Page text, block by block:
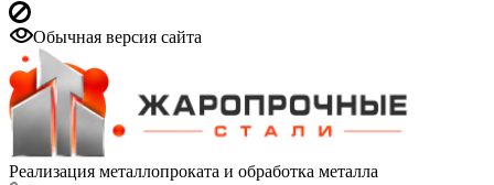
Обычная версия сайта
Реализация металлопроката и обработка металла